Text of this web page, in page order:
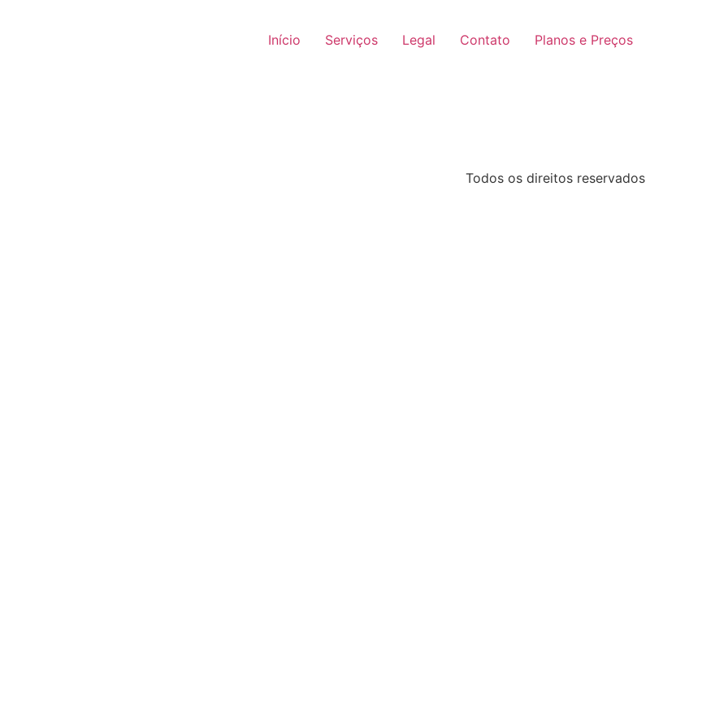
Início Serviços Legal Contato Planos e Preços
Todos os direitos reservados